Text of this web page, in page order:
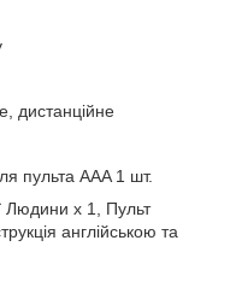
дистанційне
пульта AAA 1 шт.
Людини х 1, Пульт
англійською та